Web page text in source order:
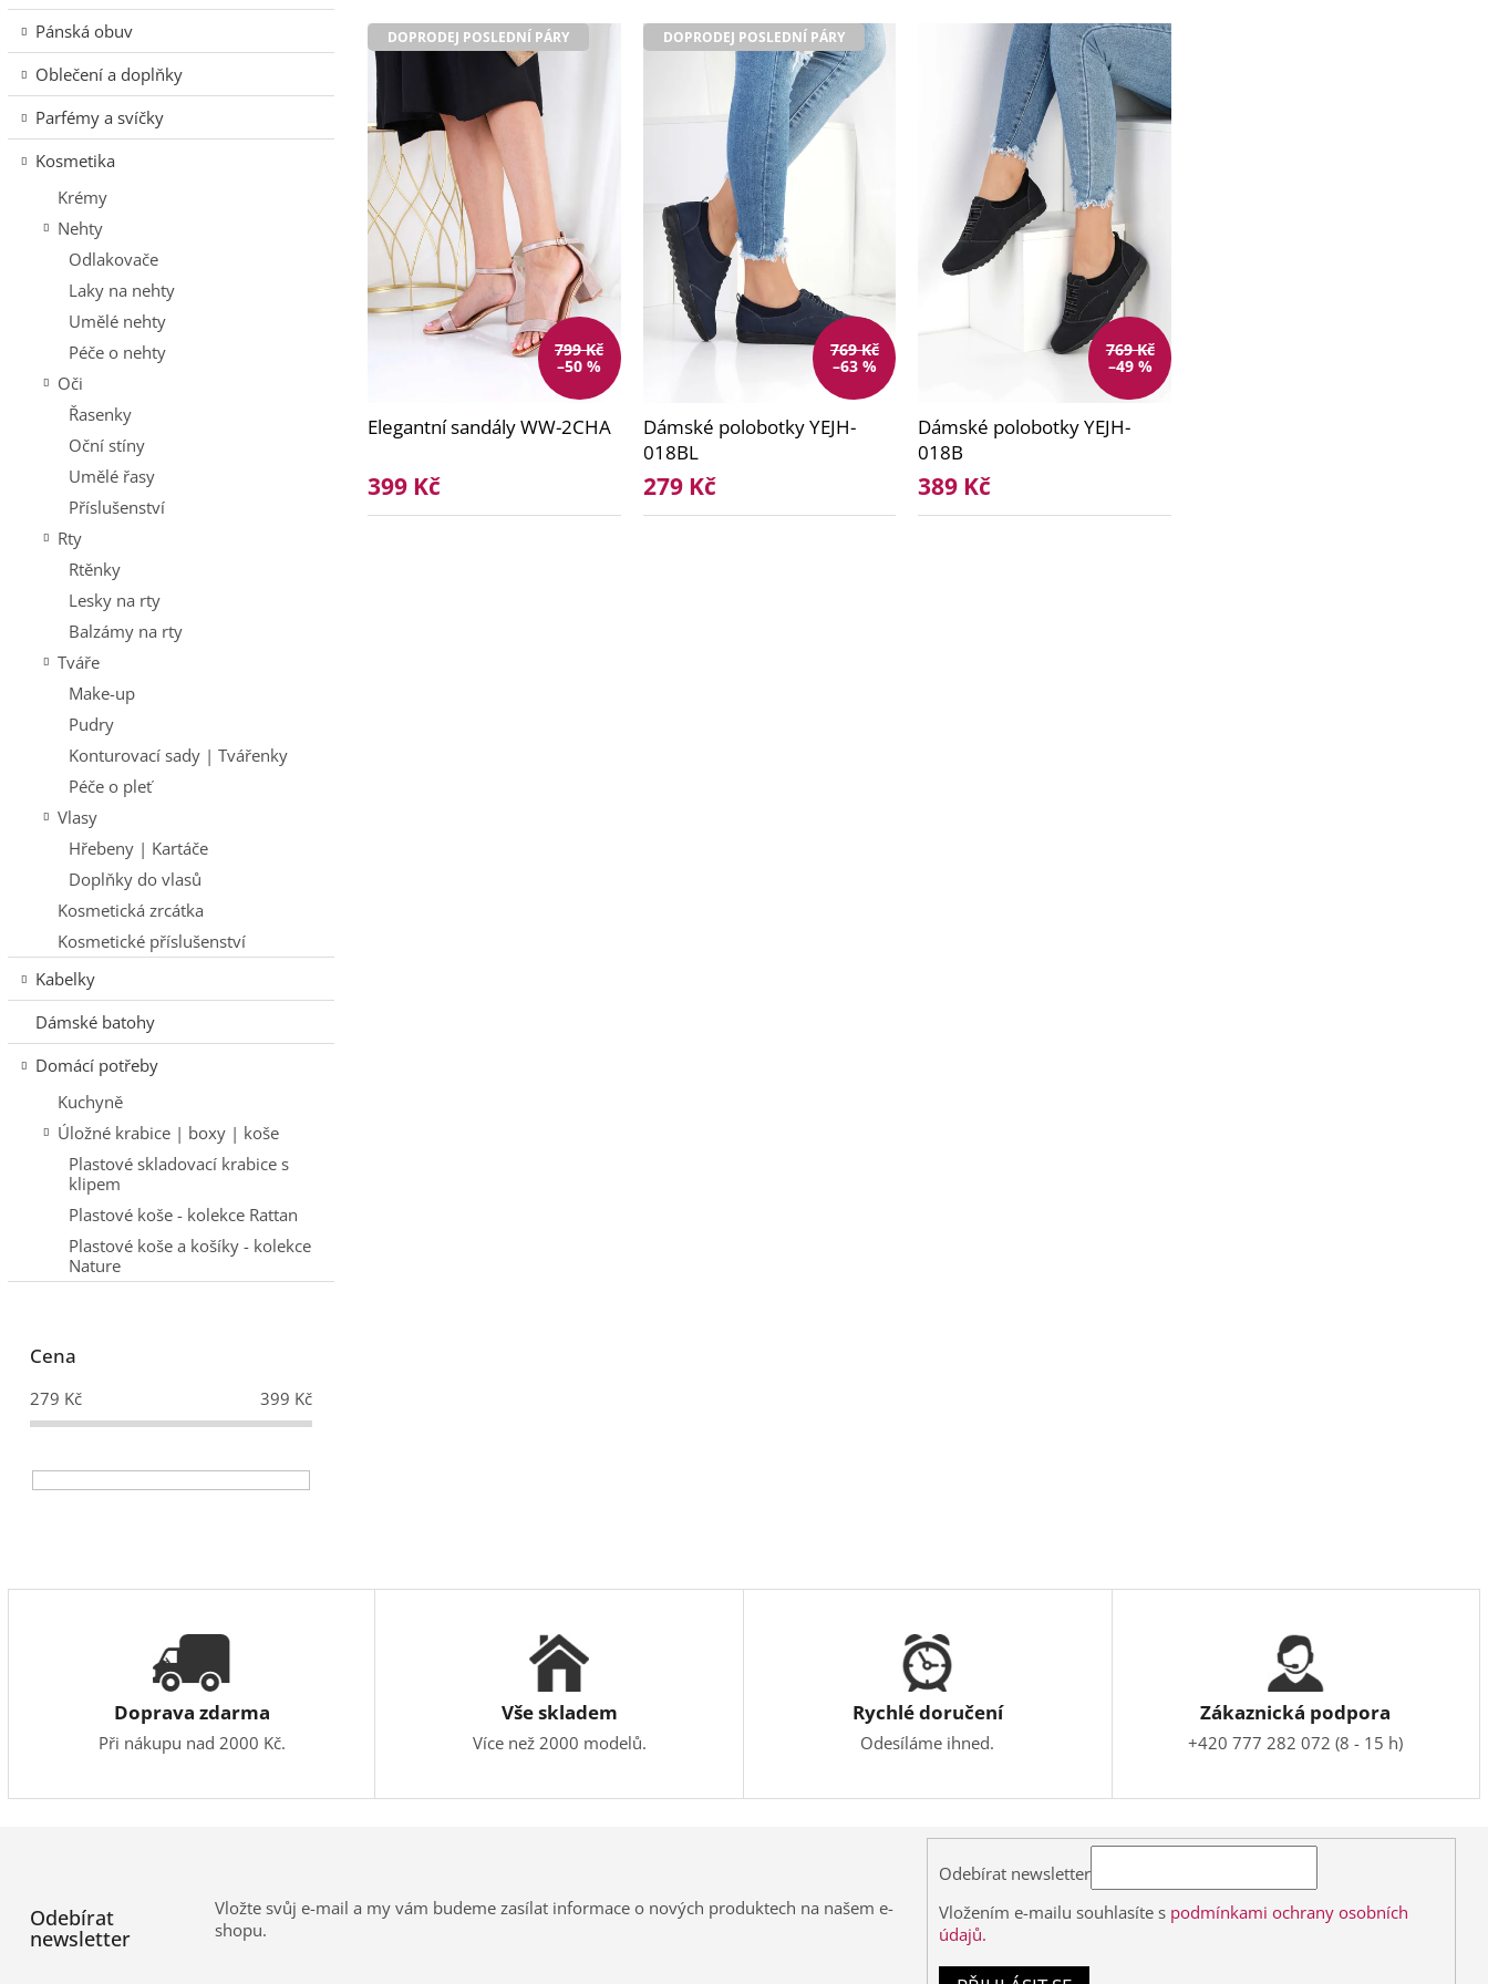
n
p
e
Pánská obuv
Oblečení a doplňky
Parfémy a svíčky
Kosmetika
Krémy
Nehty
Odlakovače
Laky na nehty
Umělé nehty
Péče o nehty
Oči
Řasenky
Oční stíny
Umělé řasy
Příslušenství
Rty
Rtěnky
Lesky na rty
Balzámy na rty
Tváře
Make-up
Pudry
Konturovací sady | Tvářenky
Péče o pleť
Vlasy
Hřebeny | Kartáče
Doplňky do vlasů
Kosmetická zrcátka
Kosmetické příslušenství
Kabelky
Dámské batohy
Domácí potřeby
Kuchyně
Úložné krabice | boxy | koše
Plastové skladovací krabice s
klipem
Plastové koše - kolekce Rattan
Plastové koše a košíky - kolekce
Nature
Cena
279 Kč 399 Kč
n
o
k
V
o
d
k
DOPRODEJ POSLEDNÍ PÁRY
799 Kč
–50 %
Elegantní sandály WW-2CHA
399 Kč
DOPRODEJ POSLEDNÍ PÁRY
769 Kč
–63 %
Dámské polobotky YEJH-
018BL
279 Kč
769 Kč
–49 %
Dámské polobotky YEJH-
018B
389 Kč
Doprava zdarma
Při nákupu nad 2000 Kč.
Vše skladem
Více než 2000 modelů.
Rychlé doručení
Odesíláme ihned.
Zákaznická podpora
+420 777 282 072 (8 - 15 h)
Odebírat
newsletter
Vložte svůj e-mail a my vám budeme zasílat informace o nových produktech na našem e-
shopu.
Odebírat newsletter
Vložením e-mailu souhlasíte s podmínkami ochrany osobních
údajů.